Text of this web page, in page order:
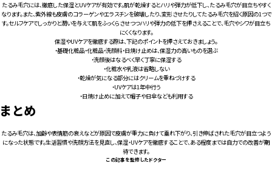
たるみ毛穴には、徹底した保湿とUVケアが有効です。肌が乾燥するとハリや弾力が低下し、たるみ毛穴が目立ちやすく
なります。また、紫外線も皮膚のコラーゲンやエラスチンを破壊したり、変形させたりしてたるみ毛穴を招く原因の1つで
す。セルフケアでしっかりと潤いを与えて肌をふっくらさせつつハリや弾力の低下を押さえることで、毛穴やシワが目立ち
にくくなります。
保湿やUVケアを徹底する際は、下記のポイントを押さえておきましょう。
・基礎化粧品・化粧品・洗顔料・日焼け止めは、保湿力の高いものを選ぶ
・洗顔後はなるべく早く丁寧に保湿する
・化粧水や乳液は省略しない
・乾燥が気になる部分にはクリームを重ねづけする
・UVケアは1年中行う
・日焼け止めに加えて帽子や日傘なども利用する
まとめ
たるみ毛穴は、加齢や表情筋の衰えなどが原因で皮膚が重力に負けて垂れ下がり、引き伸ばされた毛穴が目立つよう
になった状態です。生活習慣や洗顔方法を見直し、保湿・UVケアを徹底することで、ある程度までは自力での改善が期
待できます。
この記事を監修したドクター